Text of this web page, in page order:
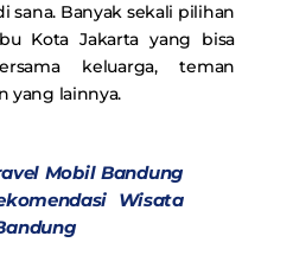
sana. Banyak sekali pilihan
Kota Jakarta yang bisa
keluarga, teman
yang lainnya.
Mobil Bandung
Wisata